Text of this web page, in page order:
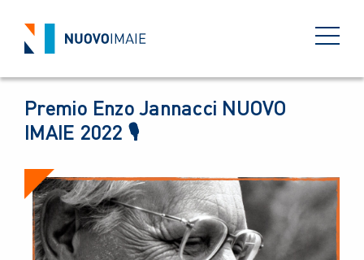
Premio Enzo Jannacci NUOVO
IMAIE 2022 🎙